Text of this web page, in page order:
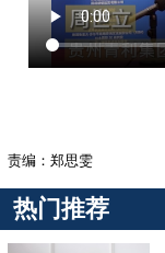
责编：郑思雯
热门推荐